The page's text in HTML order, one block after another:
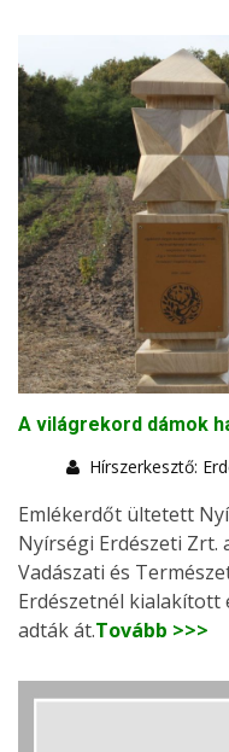
A világrekord dámok
Hírszerkesztő:
Emlékerdőt ültetett
Nyírségi Erdészeti Zrt.
Vadászati és
Erdészetnél kialakított
adták át.Tovább >>>